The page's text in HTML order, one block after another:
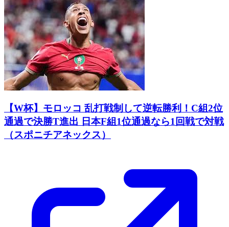
【W杯】モロッコ 乱打戦制して逆転勝利！C組2位
通過で決勝T進出 日本F組1位通過なら1回戦で対戦
（スポニチアネックス）